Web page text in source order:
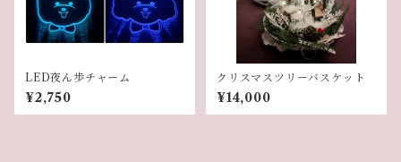
LED夜ん歩チャーム
¥2,750
クリスマスツリーバスケット
¥14,000